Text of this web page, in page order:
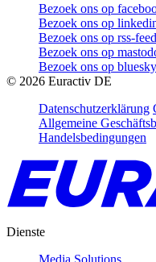
Bezoek ons op
Bezoek ons op
Bezoek ons op rss-feed
Bezoek ons op
Bezoek ons op bluesky
© 2026 Euractiv DE
Datenschutzerklärung
Allgemeine
Handelsbedingungen
Dienste
Media Solutions